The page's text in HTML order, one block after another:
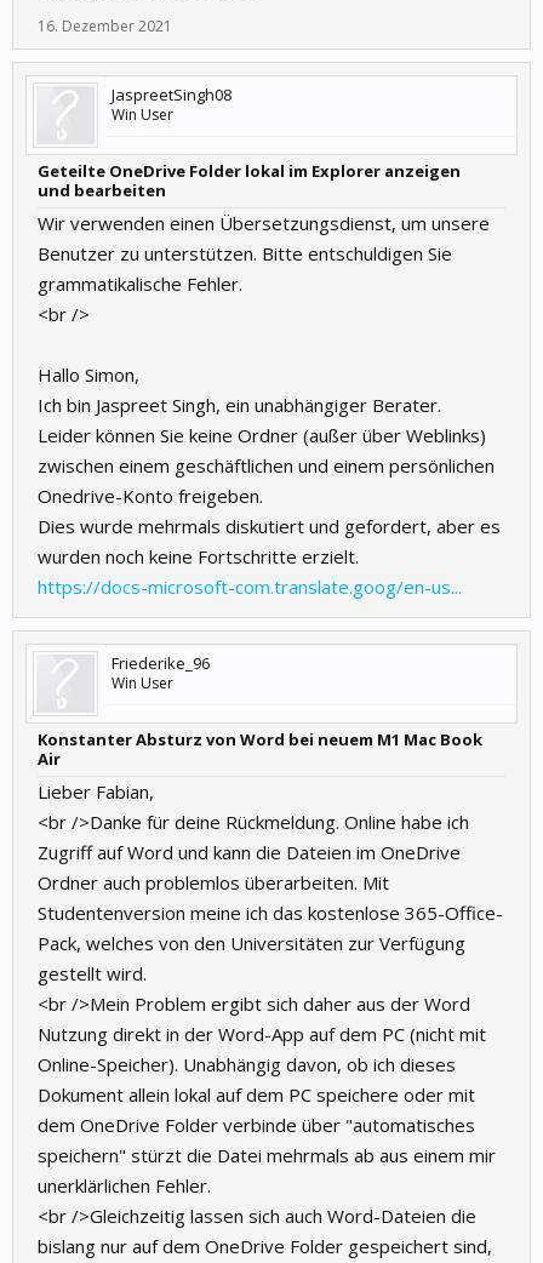
16. Dezember 2021
JaspreetSingh08
Win User
Geteilte OneDrive Folder lokal im Explorer anzeigen
und bearbeiten
Wir verwenden einen Übersetzungsdienst, um unsere
Benutzer zu unterstützen. Bitte entschuldigen Sie
grammatikalische Fehler.
<br />
Hallo Simon,
Ich bin Jaspreet Singh, ein unabhängiger Berater.
Leider können Sie keine Ordner (außer über Weblinks)
zwischen einem geschäftlichen und einem persönlichen
Onedrive-Konto freigeben.
Dies wurde mehrmals diskutiert und gefordert, aber es
wurden noch keine Fortschritte erzielt.
https://docs-microsoft-com.translate.goog/en-us...
Friederike_96
Win User
Konstanter Absturz von Word bei neuem M1 Mac Book
Air
Lieber Fabian,
<br />Danke für deine Rückmeldung. Online habe ich
Zugriff auf Word und kann die Dateien im OneDrive
Ordner auch problemlos überarbeiten. Mit
Studentenversion meine ich das kostenlose 365-Office-
Pack, welches von den Universitäten zur Verfügung
gestellt wird.
<br />Mein Problem ergibt sich daher aus der Word
Nutzung direkt in der Word-App auf dem PC (nicht mit
Online-Speicher). Unabhängig davon, ob ich dieses
Dokument allein lokal auf dem PC speichere oder mit
dem OneDrive Folder verbinde über "automatisches
speichern" stürzt die Datei mehrmals ab aus einem mir
unerklärlichen Fehler.
<br />Gleichzeitig lassen sich auch Word-Dateien die
bislang nur auf dem OneDrive Folder gespeichert sind,